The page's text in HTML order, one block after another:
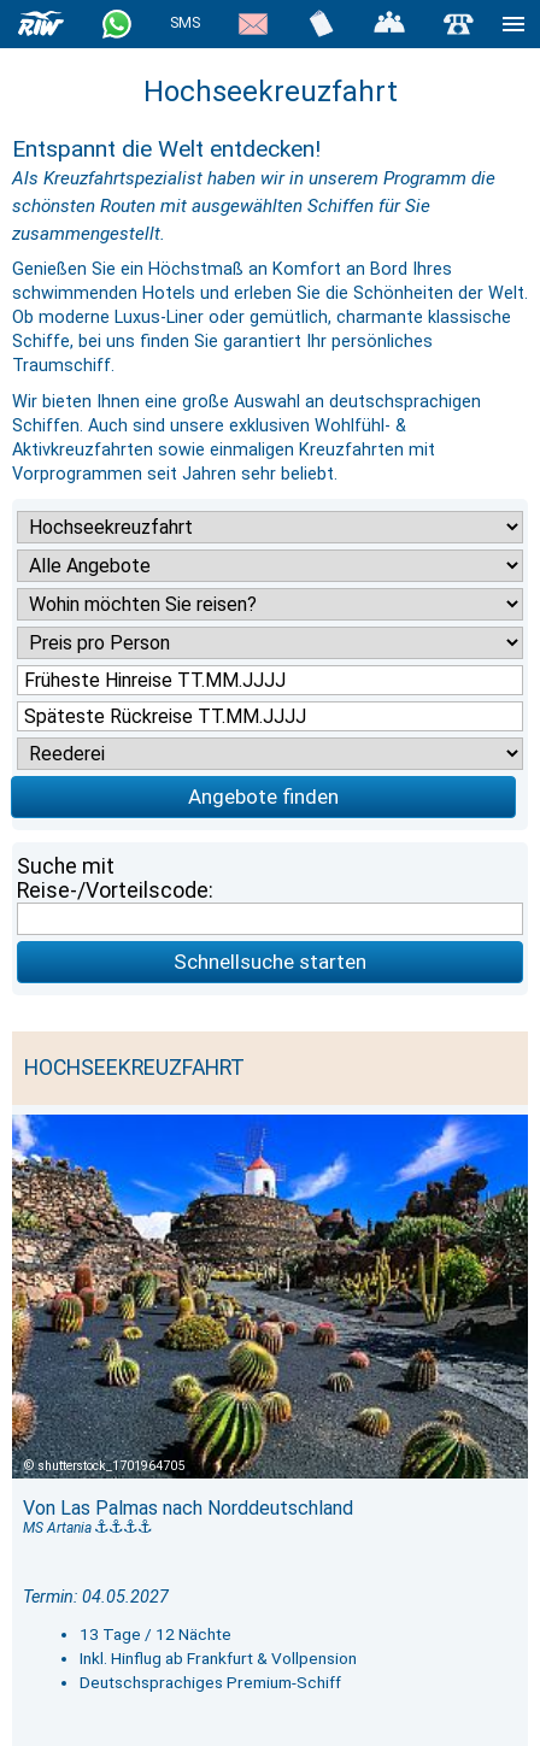
SMS
Hochseekreuzfahrt
Entspannt die Welt entdecken!
Als Kreuzfahrtspezialist haben wir in unserem Programm die
schönsten Routen mit ausgewählten Schiffen für Sie
zusammengestellt.
Genießen Sie ein Höchstmaß an Komfort an Bord Ihres
schwimmenden Hotels und erleben Sie die Schönheiten der Welt.
Ob moderne Luxus-Liner oder gemütlich, charmante klassische
Schiffe, bei uns finden Sie garantiert Ihr persönliches
Traumschiff.
Wir bieten Ihnen eine große Auswahl an deutschsprachigen
Schiffen. Auch sind unsere exklusiven Wohlfühl- &
Aktivkreuzfahrten sowie einmaligen Kreuzfahrten mit
Vorprogrammen seit Jahren sehr beliebt.
Angebote finden
Suche mit
Reise-/Vorteilscode:
Schnellsuche starten
HOCHSEEKREUZFAHRT
shutterstock_1701964705
Von Las Palmas nach Norddeutschland
MS Artania
Termin: 04.05.2027
13 Tage / 12 Nächte
Inkl. Hinflug ab Frankfurt & Vollpension
Deutschsprachiges Premium-Schiff